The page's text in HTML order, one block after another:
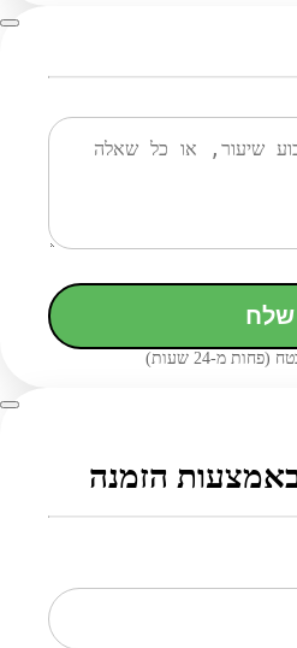
שלח
מ-24 שעות)
הזמנה